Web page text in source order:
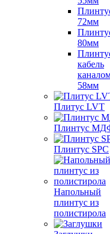
72мм
80мм
кабель
58мм
Плитус LVT
Плинтус
Плинтус SPC
Напольный
плинтус из
полистирола